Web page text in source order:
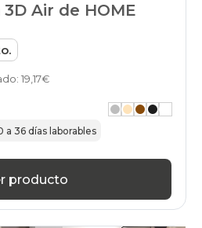
Air de HOME
19,17€
36 días laborables
producto